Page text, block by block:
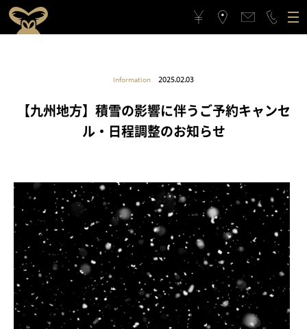
医療機関としてのこだわり
スポーツ応援活動
CSRの取り組み
ゴリラフィロソフィー
スタッフの思い
スポーツ応援活動
CSRの取り組み
調査データアーカイブ
治療症例
メンバーシップギフト
メンバーシップギフトとは
各種セミナーの開催
よくある質問と回答
新着情報一覧
Information 2025.02.03
【九州地方】積雪の影響に伴うご予約キャンセ
ル・日程調整のお知らせ